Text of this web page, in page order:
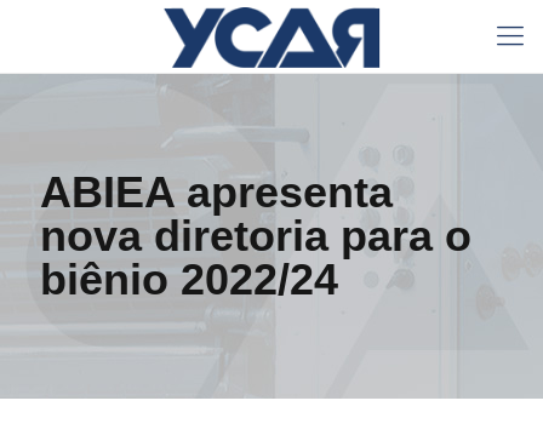
ABIEA apresenta
nova diretoria para o
biênio 2022/24